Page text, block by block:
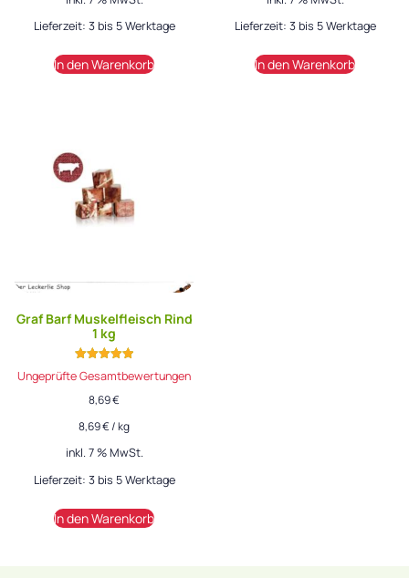
Lieferzeit: 3 bis 5 Werktage
In den Warenkorb
Lieferzeit: 3 bis 5 Werktage
In den Warenkorb
Graf Barf Muskelfleisch Rind
1 kg
Bewertet mit
5.00
Ungeprüfte Gesamtbewertungen
8,69€
8,69€/kg
inkl. 7 % MwSt.
Lieferzeit: 3 bis 5 Werktage
In den Warenkorb